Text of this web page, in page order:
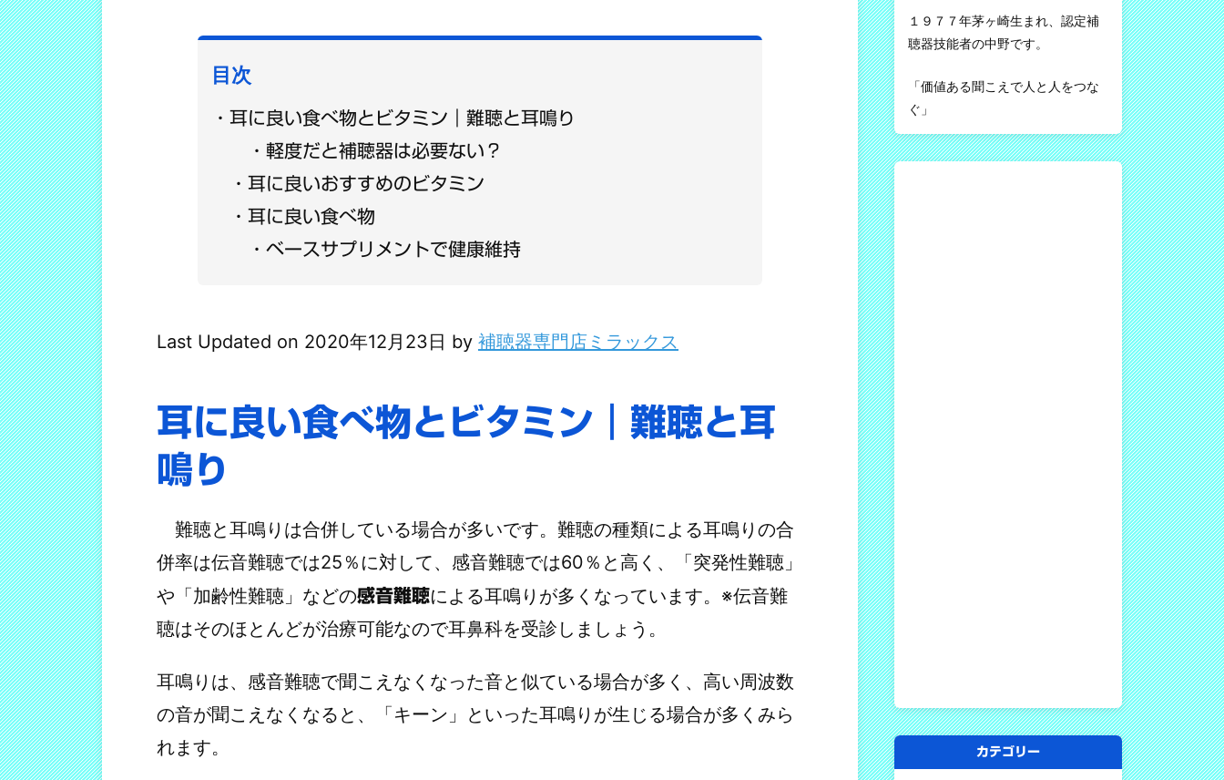
目次
耳に良い食べ物とビタミン｜難聴と耳鳴り
軽度だと補聴器は必要ない？
耳に良いおすすめのビタミン
耳に良い食べ物
ベースサプリメントで健康維持
Last Updated on 2020年12月23日 by 補聴器専門店ミラックス
耳に良い食べ物とビタミン｜難聴と耳
鳴り
難聴と耳鳴りは合併している場合が多いです。難聴の種類による耳鳴りの合
併率は伝音難聴では25％に対して、感音難聴では60％と高く、「突発性難聴」
や「加齢性難聴」などの感音難聴による耳鳴りが多くなっています。※伝音難
聴はそのほとんどが治療可能なので耳鼻科を受診しましょう。
耳鳴りは、感音難聴で聞こえなくなった音と似ている場合が多く、高い周波数
の音が聞こえなくなると、「キーン」といった耳鳴りが生じる場合が多くみら
れます。
１９７７年茅ヶ崎生まれ、認定補
聴器技能者の中野です。
「価値ある聞こえで人と人をつな
ぐ」
カテゴリー